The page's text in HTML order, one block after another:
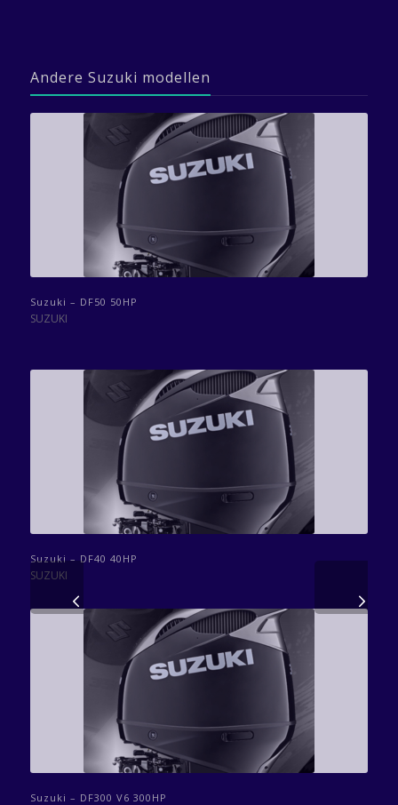
Andere Suzuki modellen
Suzuki – DF50 50HP
SUZUKI
Suzuki – DF40 40HP
SUZUKI
Suzuki – DF300 V6 300HP